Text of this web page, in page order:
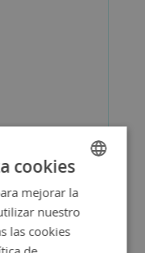
SPANISH
ENGLISH
cookies
mejorar la
nuestro
las cookies